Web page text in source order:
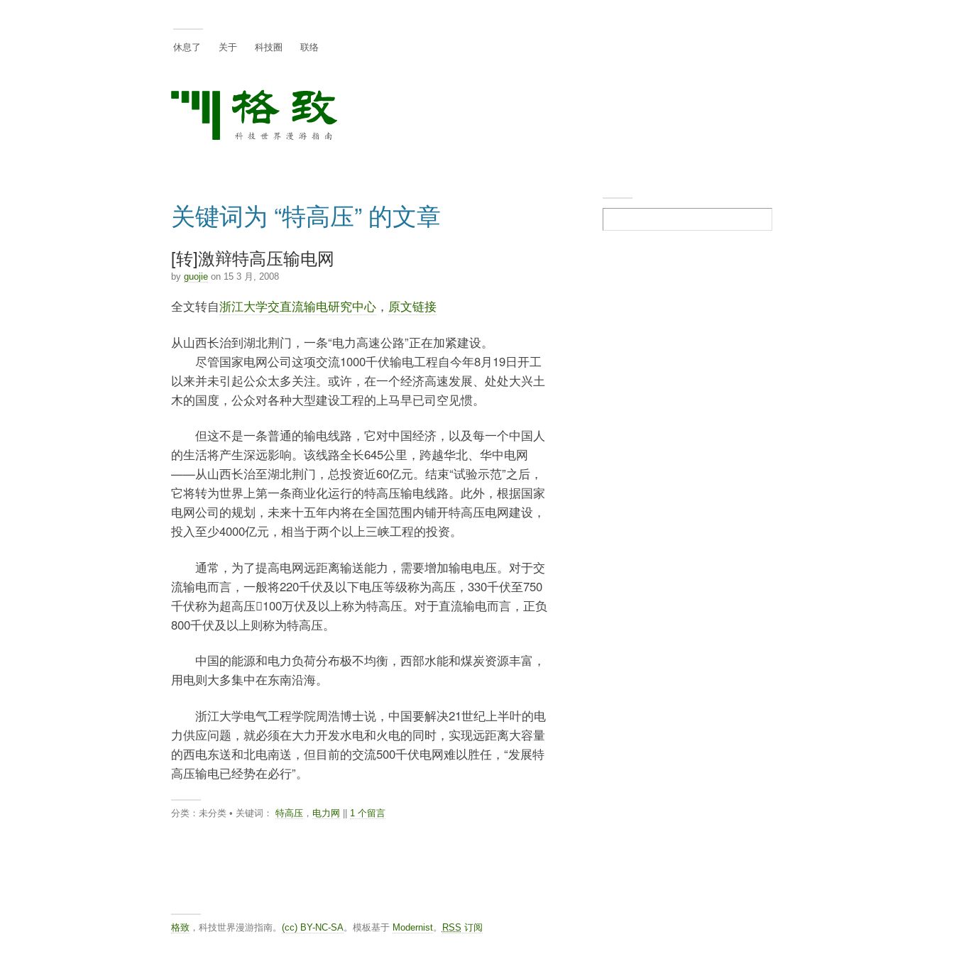
休息了 关于 科技圈 联络
关键词为 “特高压” 的文章
[转]激辩特高压输电网
by guojieon 15 3 月, 2008
全文转自浙江大学交直流输电研究中心， 原文链接
从山西长治到湖北荆门，一条“电力高速公路”正在加紧建设。
尽管国家电网公司这项交流1000千伏输电工程自今年8月19日开工
以来并未引起公众太多关注。或许，在一个经济高速发展、处处大兴土
木的国度，公众对各种大型建设工程的上马早已司空见惯。
但这不是一条普通的输电线路，它对中国经济，以及每一个中国人
的生活将产生深远影响。该线路全长645公里，跨越华北、华中电网
——从山西长治至湖北荆门，总投资近60亿元。结束“试验示范”之后，
它将转为世界上第一条商业化运行的特高压输电线路。此外，根据国家
电网公司的规划，未来十五年内将在全国范围内铺开特高压电网建设，
投入至少4000亿元，相当于两个以上三峡工程的投资。
通常，为了提高电网远距离输送能力，需要增加输电电压。对于交
流输电而言，一般将220千伏及以下电压等级称为高压，330千伏至750
千伏称为超高压100万伏及以上称为特高压。对于直流输电而言，正负
800千伏及以上则称为特高压。
中国的能源和电力负荷分布极不均衡，西部水能和煤炭资源丰富，
用电则大多集中在东南沿海。
浙江大学电气工程学院周浩博士说，中国要解决21世纪上半叶的电
力供应问题，就必须在大力开发水电和火电的同时，实现远距离大容量
的西电东送和北电南送，但目前的交流500千伏电网难以胜任，“发展特
高压输电已经势在必行”。
分类：未分类 • 关键词： 特高压， 电力网 1 个留言
格致，科技世界漫游指南。 (cc) BY-NC-SA。模板基于 Modernist。 RSS 订阅